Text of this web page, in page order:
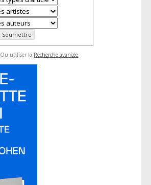
Ou utiliser la Recherche avancée